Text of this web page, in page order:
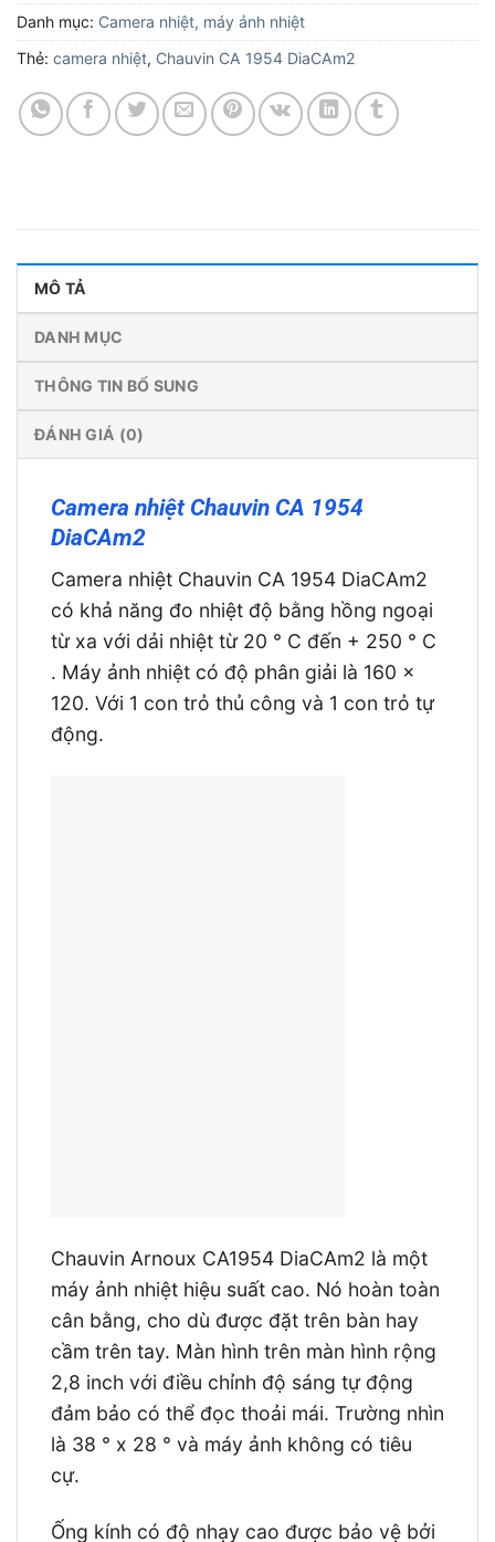
Danh mục: Camera nhiệt, máy ảnh nhiệt
Thẻ: camera nhiệt, Chauvin CA 1954 DiaCAm2
MÔ TẢ
DANH MỤC
THÔNG TIN BỔ SUNG
ĐÁNH GIÁ (0)
Camera nhiệt Chauvin CA 1954
DiaCAm2
Camera nhiệt Chauvin CA 1954 DiaCAm2
có khả năng đo nhiệt độ bằng hồng ngoại
từ xa với dải nhiệt từ 20 ° C đến + 250 ° C
. Máy ảnh nhiệt có độ phân giải là 160 x
120. Với 1 con trỏ thủ công và 1 con trỏ tự
động.
Chauvin Arnoux CA1954 DiaCAm2 là một
máy ảnh nhiệt hiệu suất cao. Nó hoàn toàn
cân bằng, cho dù được đặt trên bàn hay
cầm trên tay. Màn hình trên màn hình rộng
2,8 inch với điều chỉnh độ sáng tự động
đảm bảo có thể đọc thoải mái. Trường nhìn
là 38 ° x 28 ° và máy ảnh không có tiêu
cự.
Ống kính có độ nhạy cao được bảo vệ bởi